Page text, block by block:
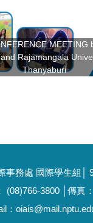
MEETING
Rajamangala
Thanyaburi
事務處 國際學生組│
(08)766-3800 │傳真
：